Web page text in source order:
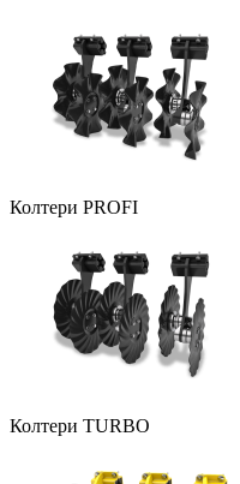
Колтери PROFI
Колтери TURBO